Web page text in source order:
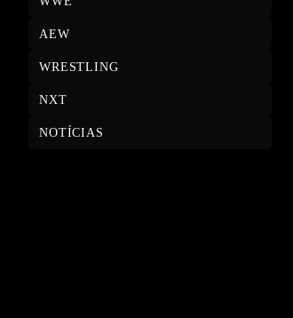
AEW
WRESTLING
NXT
NOTÍCIAS